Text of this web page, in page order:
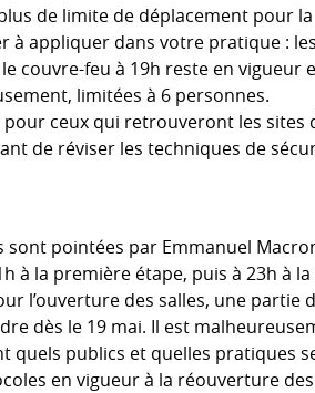
plus de limite de déplacement pour
à appliquer dans votre pratique :
couvre-feu à 19h reste en vigueur
limitées à 6 personnes.
ceux qui retrouveront les sites
de réviser les techniques de
sont pointées par Emmanuel
à la première étape, puis à 23h à
l’ouverture des salles, une partie
dès le 19 mai. Il est
quels publics et quelles pratiques
en vigueur à la réouverture